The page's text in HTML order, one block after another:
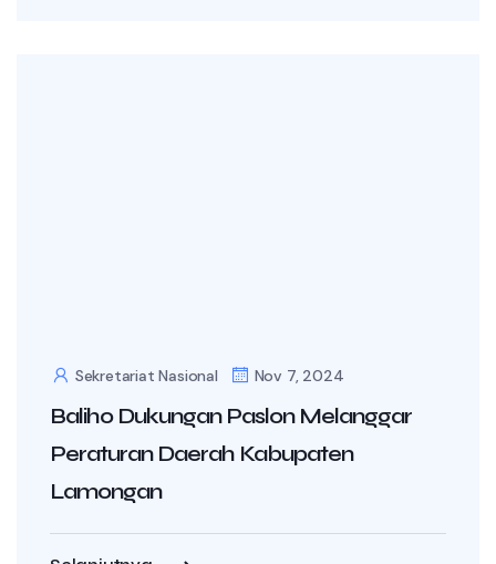
Sekretariat Nasional Nov 7, 2024
Baliho Dukungan Paslon Melanggar
Peraturan Daerah Kabupaten
Lamongan